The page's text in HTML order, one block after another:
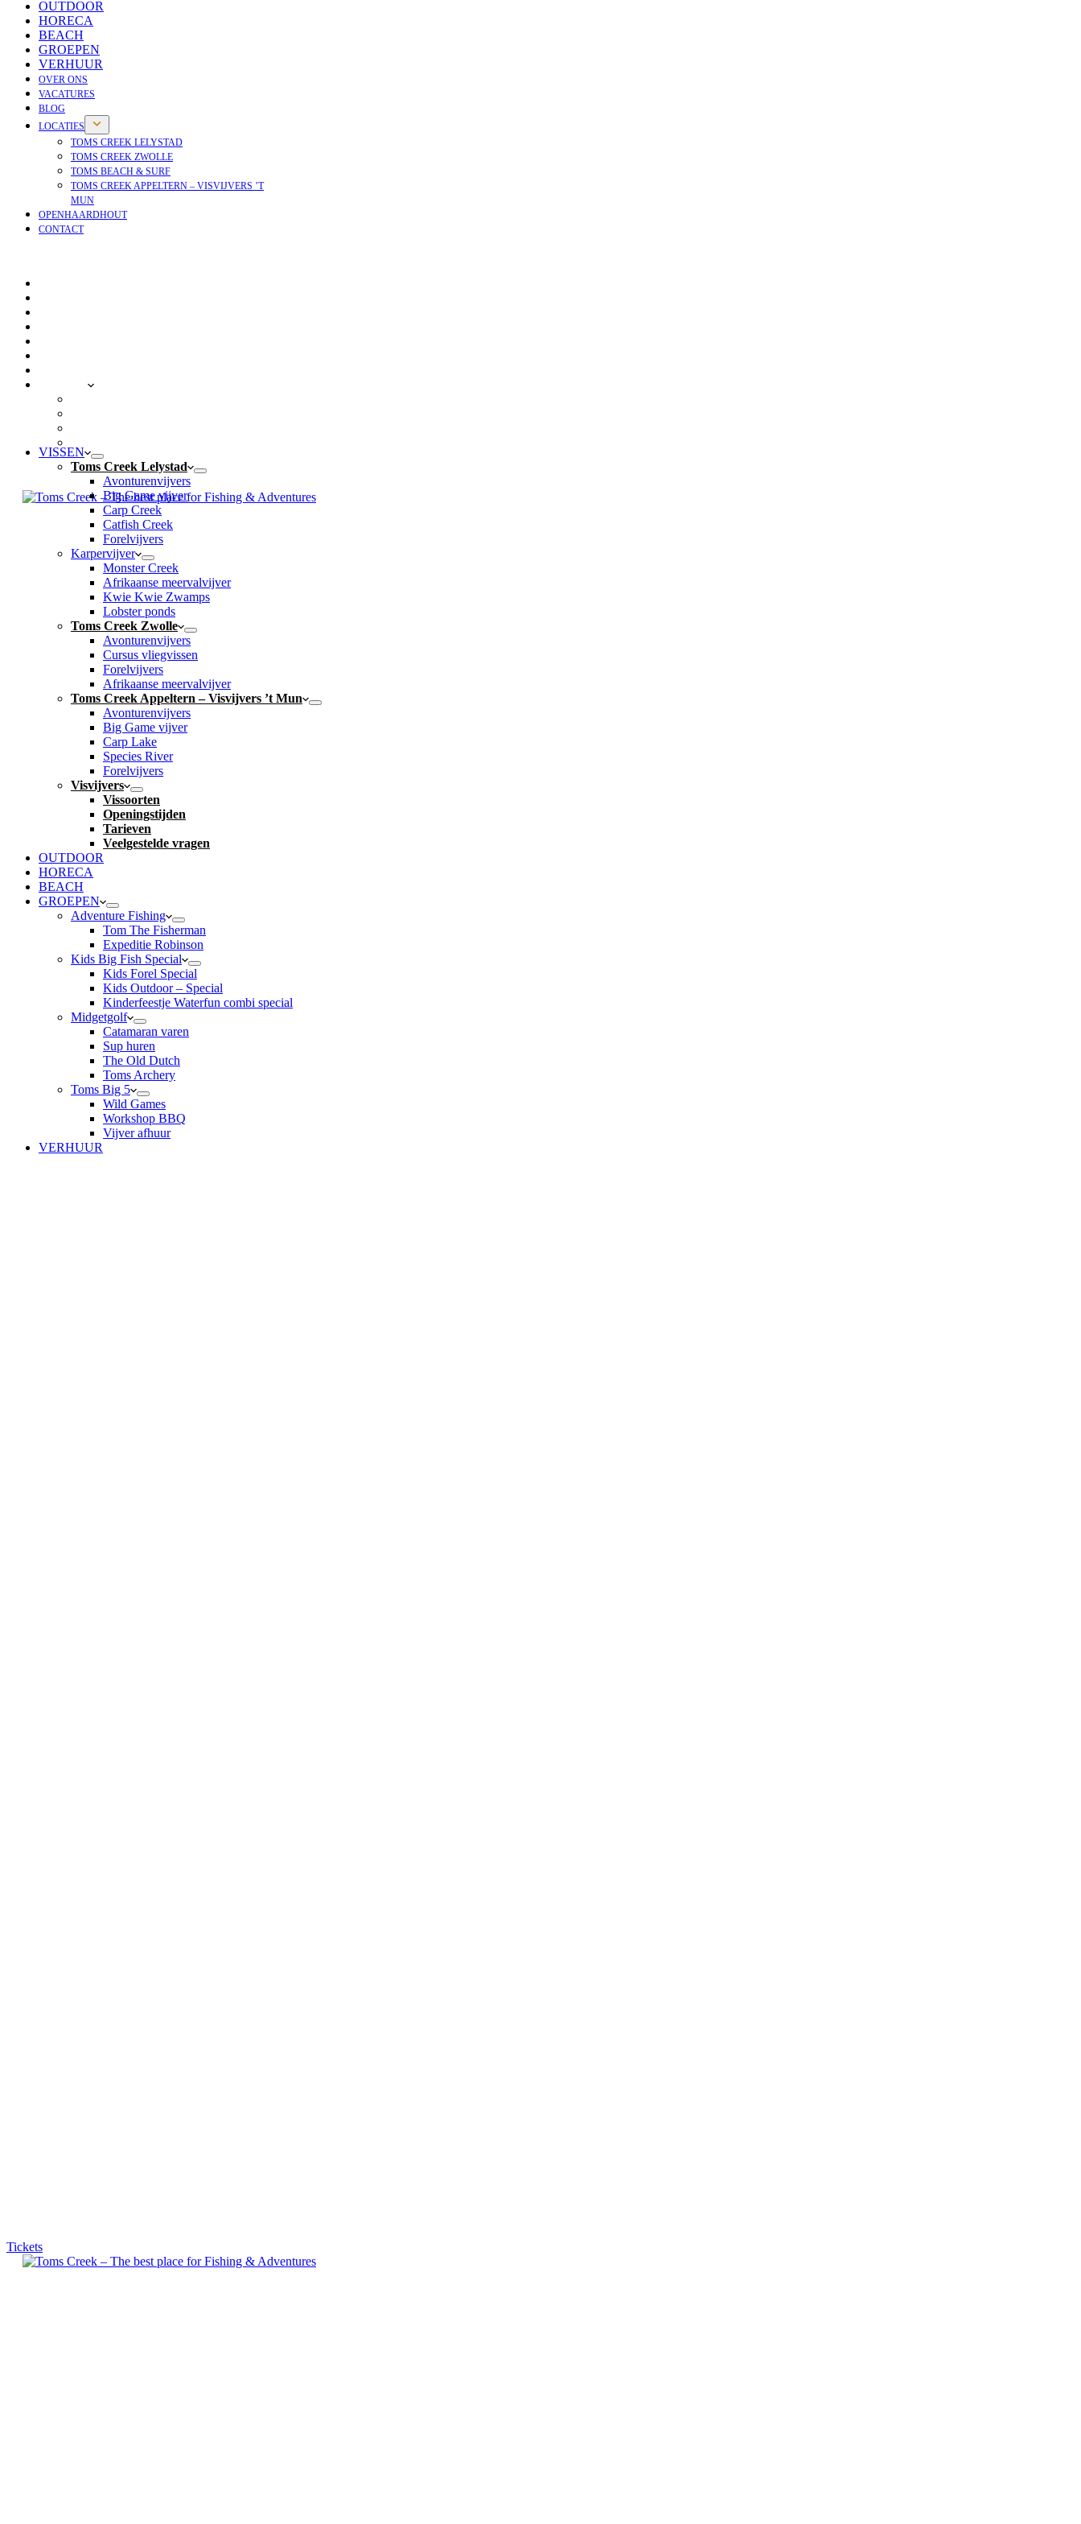
OUTDOOR
HORECA
BEACH
GROEPEN
VERHUUR
OVER ONS
VACATURES
BLOG
LOCATIES
TOMS CREEK LELYSTAD
TOMS CREEK ZWOLLE
TOMS BEACH & SURF
TOMS CREEK APPELTERN – VISVIJVERS ’T
MUN
OPENHAARDHOUT
CONTACT
VISSEN
Toms Creek Lelystad
Avonturenvijvers
Big Game vijver
Carp Creek
Catfish Creek
Forelvijvers
Karpervijver
Monster Creek
Afrikaanse meervalvijver
Kwie Kwie Zwamps
Lobster ponds
Toms Creek Zwolle
Avonturenvijvers
Cursus vliegvissen
Forelvijvers
Afrikaanse meervalvijver
Toms Creek Appeltern – Visvijvers ’t Mun
Avonturenvijvers
Big Game vijver
Carp Lake
Species River
Forelvijvers
Visvijvers
Vissoorten
Openingstijden
Tarieven
Veelgestelde vragen
OUTDOOR
HORECA
BEACH
GROEPEN
Adventure Fishing
Tom The Fisherman
Expeditie Robinson
Kids Big Fish Special
Kids Forel Special
Kids Outdoor – Special
Kinderfeestje Waterfun combi special
Midgetgolf
Catamaran varen
Sup huren
The Old Dutch
Toms Archery
Toms Big 5
Wild Games
Workshop BBQ
Vijver afhuur
VERHUUR
Tickets